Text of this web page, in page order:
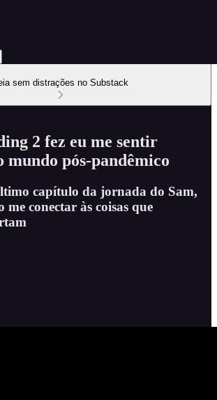
sem distrações no Substack
2 fez eu me sentir
mundo pós-pandêmico
capítulo da jornada do Sam,
me conectar às coisas que